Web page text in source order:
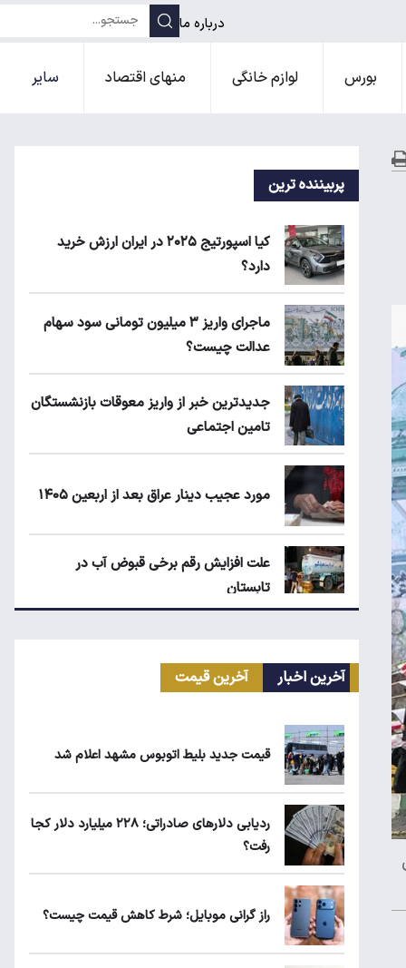
درباره ما
بورس لوازم خانگی منهای اقتصاد سایر
پربیننده ترین
کیا اسپورتیج ۲۰۲۵ در ایران ارزش خرید
دارد؟
ماجرای واریز ۳ میلیون تومانی سود سهام
عدالت چیست؟
جدیدترین خبر از واریز معوقات بازنشستگان
تامین اجتماعی
مورد عجیب دینار عراق بعد از اربعین ۱۴۰۵
علت افزایش رقم برخی قبوض آب در
تابستان
ماجرای محدودیت گوشت برزیلی در اروپا
آخرین اخبار آخرین قیمت
قیمت جدید بلیط اتوبوس مشهد اعلام شد
ردیابی دلارهای صادراتی؛ ۲۲۸ میلیارد دلار کجا
رفت؟
راز گرانی موبایل؛ شرط کاهش قیمت چیست؟